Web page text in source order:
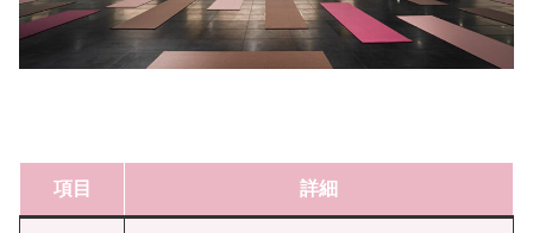
項目 詳細